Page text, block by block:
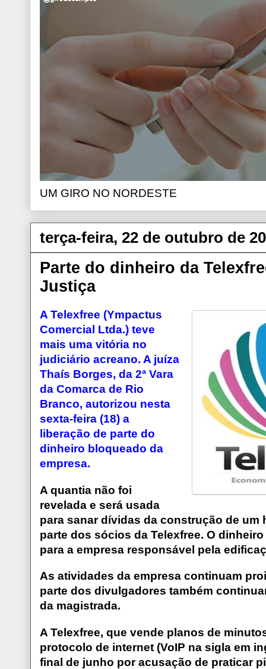
UM GIRO NO NORDESTE
terça-feira, 22 de outubro de
Parte do dinheiro da
Justiça
A Telexfree (Ympactus
Comercial Ltda.) teve
mais uma vitória no
judiciário acreano. A juíza
Thaís Borges, da 2ª Vara
da Comarca de Rio
Branco, autorizou nesta
sexta-feira (18) a
liberação de parte do
dinheiro bloqueado da
empresa.
A quantia não foi
revelada e será usada
para sanar dívidas da construção de um
parte dos sócios da Telexfree. O
para a empresa responsável pela
As atividades da empresa continuam
parte dos divulgadores também
da magistrada.
A Telexfree, que vende planos de
protocolo de internet (VoIP na sigla em
final de junho por acusação de praticar